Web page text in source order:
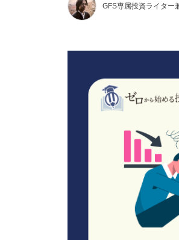
GFS専属投資ライター